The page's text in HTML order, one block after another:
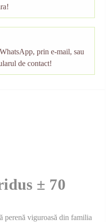
prin e-mail, sau
de contact!
± 70
perenă viguroasă din familia